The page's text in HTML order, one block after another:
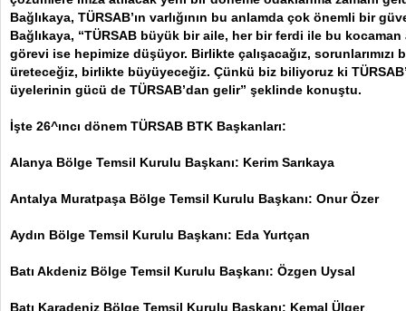
Bağlıkaya, TÜRSAB’ın varlığının bu anlamda çok önemli bir
Bağlıkaya, “TÜRSAB büyük bir aile, her bir ferdi ile bu
görevi ise hepimize düşüyor. Birlikte çalışacağız,
üreteceğiz, birlikte büyüyeceğiz. Çünkü biz biliyoruz ki
üyelerinin gücü de TÜRSAB’dan gelir” şeklinde konuştu.
İşte 26^ıncı dönem TÜRSAB BTK Başkanları:
Alanya Bölge Temsil Kurulu Başkanı: Kerim Sarıkaya
Antalya Muratpaşa Bölge Temsil Kurulu Başkanı: Onur Özer
Aydın Bölge Temsil Kurulu Başkanı: Eda Yurtçan
Batı Akdeniz Bölge Temsil Kurulu Başkanı: Özgen Uysal
Batı Karadeniz Bölge Temsil Kurulu Başkanı: Kemal Ülger